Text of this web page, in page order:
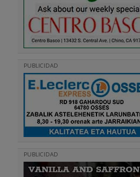
PUBLICIDAD
PUBLICIDAD